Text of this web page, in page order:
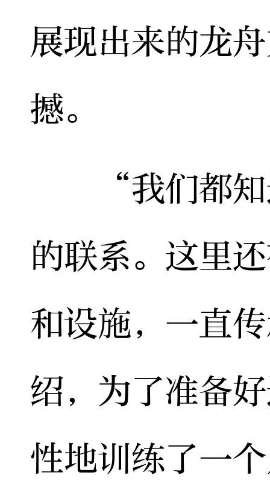
展现出来的龙
撼。
“我们都知
的联系。这里
和设施，一直
绍，为了准备
性地训练了一